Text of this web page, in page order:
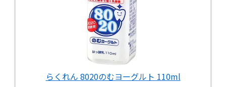
らくれん 8020のむヨーグルト 110ml